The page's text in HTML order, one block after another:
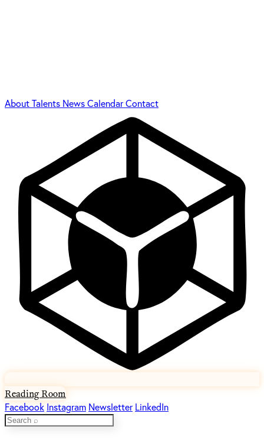
AboutTalents NewsCalendarContact
Reading Room
Facebook Instagram Newsletter LinkedIn